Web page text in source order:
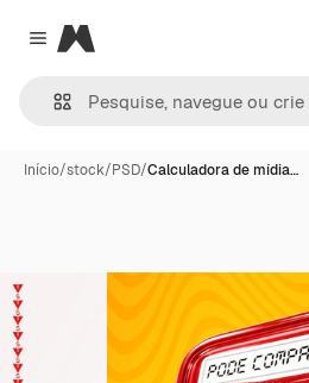
Close menu
Magnific
Início/stock/PSD/Calculadora de mídia…